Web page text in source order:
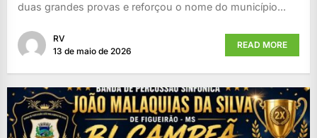
duas grandes provas e reforçou o nome do município...
RV
13 de maio de 2026
READ MORE